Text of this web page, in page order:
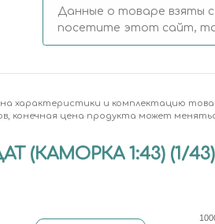
Данные о товаре взяты
посетите этот сайт,
характеристики и комплектацию
конечная цена продукта может
(КАМОРКА 1:43) (1/43)